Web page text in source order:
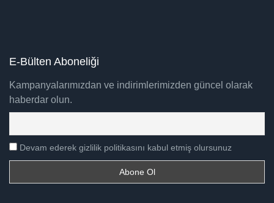
E-Bülten Aboneliği
Kampanyalarımızdan ve indirimlerimizden güncel olarak
haberdar olun.
Devam ederek gizlilik politikasını kabul etmiş olursunuz